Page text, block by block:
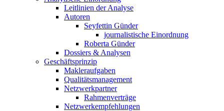
Leitlinien der Analyse
Autoren
Seyfettin Günder
journalistische Einordnung
Roberta Günder
Dossiers & Analysen
Geschäftsprinzip
Makleraufgaben
Qualitätsmanagement
Netzwerkpartner
Rahmenverträge
Netzwerkempfehlungen